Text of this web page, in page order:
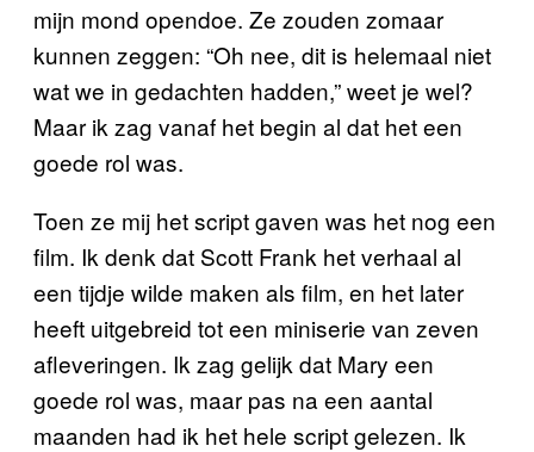
mijn mond opendoe. Ze zouden zomaar
kunnen zeggen: “Oh nee, dit is helemaal niet
wat we in gedachten hadden,” weet je wel?
Maar ik zag vanaf het begin al dat het een
goede rol was.
Toen ze mij het script gaven was het nog een
film. Ik denk dat Scott Frank het verhaal al
een tijdje wilde maken als film, en het later
heeft uitgebreid tot een miniserie van zeven
afleveringen. Ik zag gelijk dat Mary een
goede rol was, maar pas na een aantal
maanden had ik het hele script gelezen. Ik